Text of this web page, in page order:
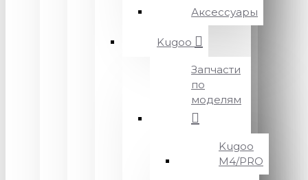
Аксессуары
Kugoo
Запчасти
по
моделям
Kugoo
M4/PRO